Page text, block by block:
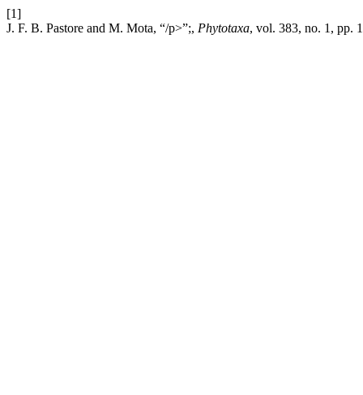
[1]
J. F. B. Pastore and M. Mota, “/p>”;, Phytotaxa, vol. 383, no. 1, pp.